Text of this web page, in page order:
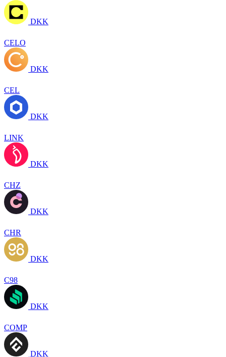
DKK
CELO
DKK
CEL
DKK
LINK
DKK
CHZ
DKK
CHR
DKK
C98
DKK
COMP
DKK